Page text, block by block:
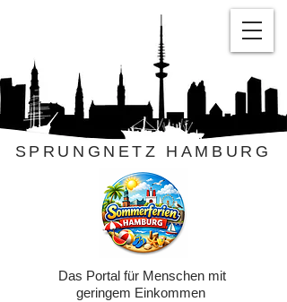
SPRUNGNETZ HAMBURG
Das Portal für Menschen mit
geringem Einkommen